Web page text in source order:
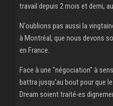
travail depuis 2 mois et demi,
N'oublions pas aussi la
à Montréal, que nous devons
en France.
Face à une "négociation" à
battra jusqu'au bout pour que
Dream soient traité‧es